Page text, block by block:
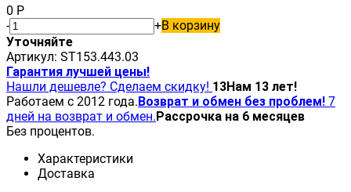
0 Р
-
+В корзину
Уточняйте
Артикул: ST153.443.03
Гарантия лучшей цены!
Нашли дешевле? Сделаем скидку! 13Нам 13 лет!
Работаем с 2012 года.Возврат и обмен без проблем! 7
дней на возврат и обмен.Рассрочка на 6 месяцев
Без процентов.
Характеристики
Доставка